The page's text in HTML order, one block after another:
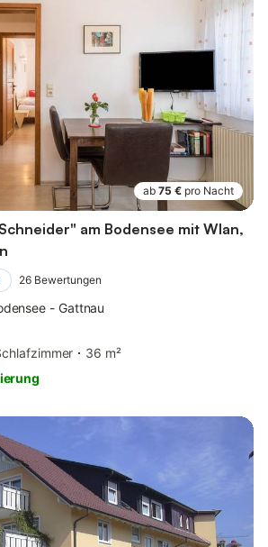
ab 75 € pro Nacht
am Bodensee mit Wlan,
26 Bewertungen
- Gattnau
36 m²